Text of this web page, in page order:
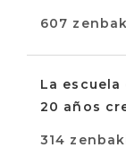
607
La escuela
20 años
314